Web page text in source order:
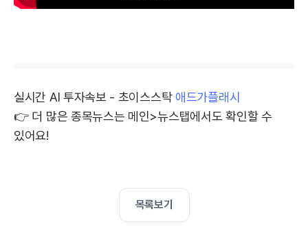
실시간 AI 투자속보 - 초이스스탁 애드가플래시
👉 더 많은 종목뉴스는 메인>뉴스탭에서도 확인할 수
있어요!
목록보기